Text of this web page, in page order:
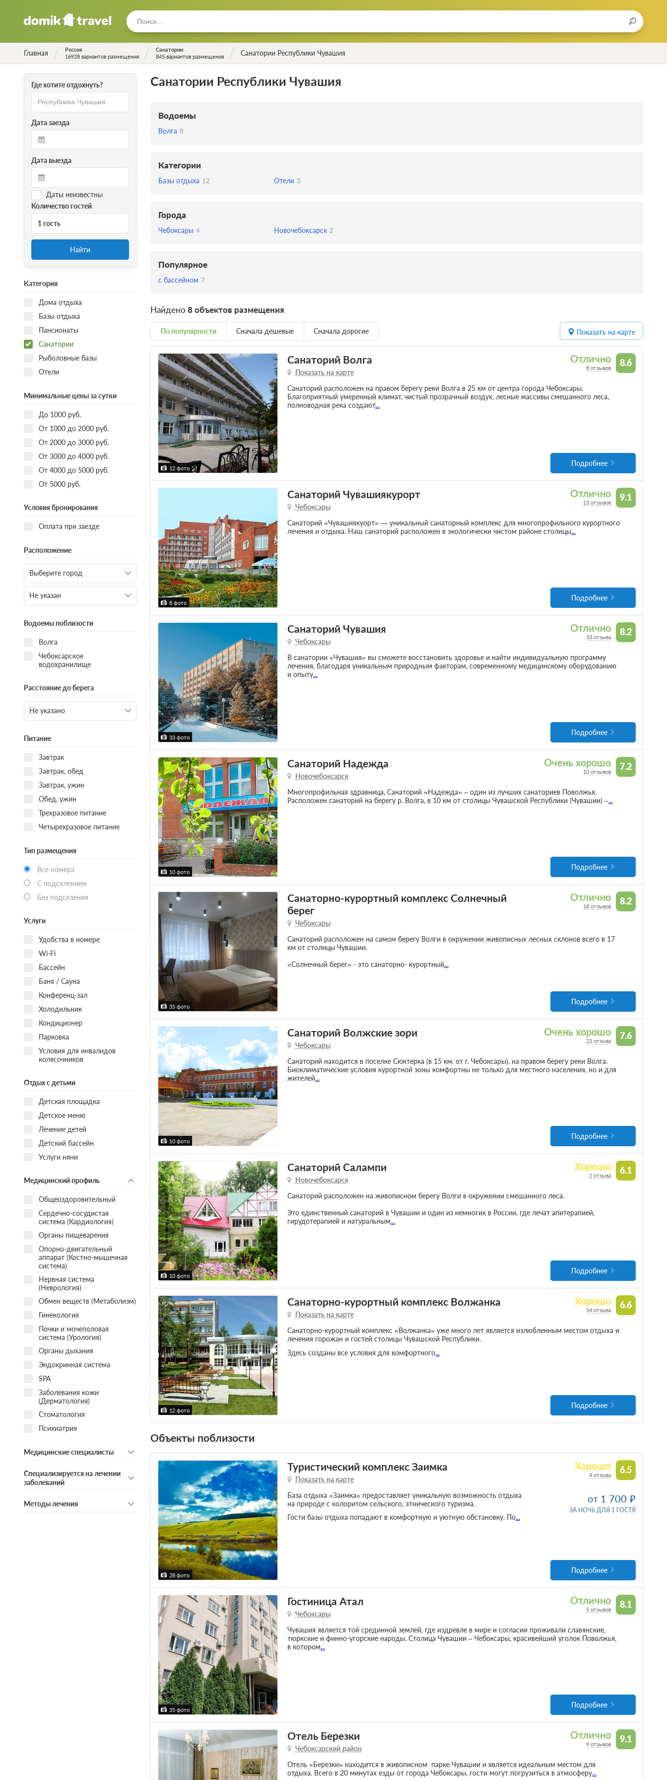
Главная
Россия
16928 вариантов размещения
Санатории
845 вариантов размещения
Санатории Республики Чувашия
Где хотите отдохнуть?
Дата заезда
Дата выезда
Даты неизвестны
Количество гостей
1 гость
Найти
Категория
Дома отдыха
Базы отдыха
Пансионаты
Санатории
Рыболовные базы
Отели
Минимальные цены за сутки
До 1000 руб.
От 1000 до 2000 руб.
От 2000 до 3000 руб.
От 3000 до 4000 руб.
От 4000 до 5000 руб.
От 5000 руб.
Условия бронирования
Оплата при заезде
Расположение
Водоемы поблизости
Волга
Чебоксарское
водохранилище
Расстояние до берега
Питание
Завтрак
Завтрак, обед
Завтрак, ужин
Обед, ужин
Трехразовое питание
Четырехразовое питание
Тип размещения
Все номера
С подселением
Без подселения
Услуги
Удобства в номере
Wi-Fi
Бассейн
Баня / Сауна
Конференц-зал
Холодильник
Кондиционер
Парковка
Условия для инвалидов
колясочников
Отдых с детьми
Детская площадка
Детское меню
Лечение детей
Детский бассейн
Услуги няни
Медицинский профиль
Общеоздоровительный
Сердечно-сосудистая
система (Кардиология)
Органы пищеварения
Опорно-двигательный
аппарат (Костно-мышечная
система)
Нервная система
(Неврология)
Обмен веществ (Метаболизм)
Гинекология
Почки и мочеполовая
система (Урология)
Органы дыхания
Эндокринная система
SPA
Заболевания кожи
(Дерматология)
Стоматология
Психиатрия
Медицинские специалисты
Специализируется на лечении
заболеваний
Методы лечения
Санатории Республики Чувашия
Водоемы
Волга 8
Категории
Базы отдыха 12 Отели 3
Города
Чебоксары 4 Новочебоксарск 2
Популярное
с бассейном 7
Найдено 8 объектов размещения
По популярности Сначала дешевые Сначала дорогие Показать на карте
12 фото
8.6
Отлично
8 отзывов
Санаторий Волга
Показать на карте
Санаторий расположен на правом берегу реки Волга в 25 км от центра города Чебоксары.
Благоприятный умеренный климат, чистый прозрачный воздух, лесные массивы смешанного леса,
полноводная река создают...
Подробнее
8 фото
9.1
Отлично
13 отзывов
Санаторий Чувашиякурорт
Чебоксары
Санаторий «Чувашиякуорт» — уникальный санаторный комплекс для многопрофильного курортного
лечения и отдыха. Наш санаторий расположен в экологически чистом районе столицы...
Подробнее
33 фото
8.2
Отлично
33 отзыва
Санаторий Чувашия
Чебоксары
В санатории «Чувашия» вы сможете восстановить здоровье и найти индивидуальную программу
лечения, благодаря уникальным природным факторам, современному медицинскому оборудованию
и опыту...
Подробнее
10 фото
7.2
Очень хорошо
10 отзывов
Санаторий Надежда
Новочебоксарск
Многопрофильная здравница, Санаторий «Надежда» – один из лучших санаториев Поволжья.
Расположен санаторий на берегу р. Волга, в 10 км от столицы Чувашской Республики (Чувашии) –...
Подробнее
35 фото
8.2
Отлично
18 отзывов
Санаторно-курортный комплекс Солнечный
берег
Чебоксары
Санаторий расположен на самом берегу Волги в окружении живописных лесных склонов всего в 17
км от столицы Чувашии.
«Солнечный берег» - это санаторно- курортный...
Подробнее
10 фото
7.6
Очень хорошо
23 отзыва
Санаторий Волжские зори
Чебоксары
Санаторий находится в поселке Сюктерка (в 15 км. от г. Чебоксары), на правом берегу реки Волга.
Биоклиматические условия курортной зоны комфортны не только для местного населения, но и для
жителей...
Подробнее
10 фото
6.1
Хорошо
2 отзыва
Санаторий Салампи
Новочебоксарск
Санаторий расположен на живописном берегу Волги в окружении смешанного леса.
Это единственный санаторий в Чувашии и один из немногих в России, где лечат апитерапией,
гирудотерапией и натуральным...
Подробнее
12 фото
6.6
Хорошо
34 отзыва
Санаторно-курортный комплекс Волжанка
Показать на карте
Санаторно-курортный комплекс «Волжанка» уже много лет является излюбленным местом отдыха и
лечения горожан и гостей столицы Чувашской Республики.
Здесь созданы все условия для комфортного...
Подробнее
Объекты поблизости
28 фото
6.5
Хорошо
4 отзыва
Туристический комплекс Заимка
Показать на карте
База отдыха «Заимка» предоставляет уникальную возможность отдыха
на природе с колоритом сельского, этнического туризма.
Гости базы отдыха попадают в комфортную и уютную обстановку. По...
от 1 700
ЗА НОЧЬ ДЛЯ 1 ГОСТЯ
Подробнее
35 фото
8.1
Отлично
5 отзывов
Гостиница Атал
Чебоксары
Чувашия является той срединной землей, где издревле в мире и согласии проживали славянские,
тюркские и финно-угорские народы. Столица Чувашии – Чебоксары, красивейший уголок Поволжья,
в котором...
Подробнее
9.1
Отлично
9 отзывов
Отель Березки
Чебоксарский район
Отель «Березки» находится в живописном парке Чувашии и является идеальным местом для
отдыха. Всего в 20 минутах езды от города Чебоксары, гости могут погрузиться в атмосферу...